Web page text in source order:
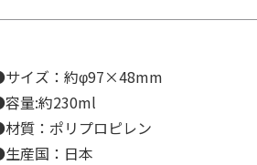
イズ：約φ97×48mm
量:約230ml
質：ポリプロピレン
産国：日本